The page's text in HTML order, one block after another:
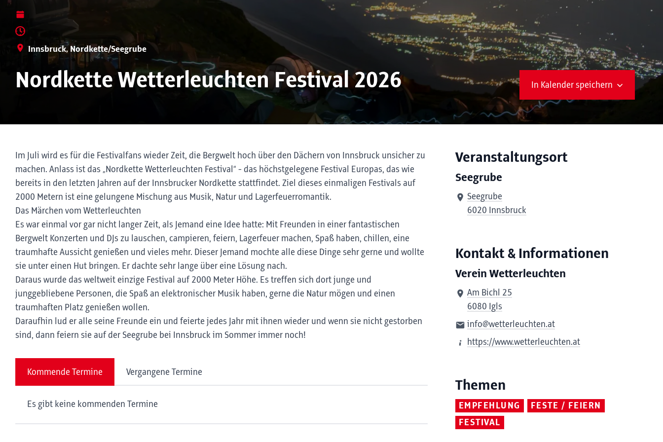
Innsbruck, Nordkette/Seegrube
Nordkette Wetterleuchten Festival 2026 In Kalender speichern
Im Juli wird es für die Festivalfans wieder Zeit, die Bergwelt hoch über den Dächern von Innsbruck unsicher zu
machen. Anlass ist das „Nordkette Wetterleuchten Festival“ - das höchstgelegene Festival Europas, das wie
bereits in den letzten Jahren auf der Innsbrucker Nordkette stattfindet. Ziel dieses einmaligen Festivals auf
2000 Metern ist eine gelungene Mischung aus Musik, Natur und Lagerfeuerromantik.
Das Märchen vom Wetterleuchten
Es war einmal vor gar nicht langer Zeit, als Jemand eine Idee hatte: Mit Freunden in einer fantastischen
Bergwelt Konzerten und DJs zu lauschen, campieren, feiern, Lagerfeuer machen, Spaß haben, chillen, eine
traumhafte Aussicht genießen und vieles mehr. Dieser Jemand mochte alle diese Dinge sehr gerne und wollte
sie unter einen Hut bringen. Er dachte sehr lange über eine Lösung nach.
Daraus wurde das weltweit einzige Festival auf 2000 Meter Höhe. Es treffen sich dort junge und
junggebliebene Personen, die Spaß an elektronischer Musik haben, gerne die Natur mögen und einen
traumhaften Platz genießen wollen.
Daraufhin lud er alle seine Freunde ein und feierte jedes Jahr mit ihnen wieder und wenn sie nicht gestorben
sind, dann feiern sie auf der Seegrube bei Innsbruck im Sommer immer noch!
Kommende Termine Vergangene Termine
Es gibt keine kommenden Termine
Veranstaltungsort
Seegrube
Seegrube
6020 Innsbruck
Kontakt & Informationen
Verein Wetterleuchten
Am Bichl 25
6080 Igls
info@wetterleuchten.at
https://www.wetterleuchten.at
Themen
EMPFEHLUNG
FESTE / FEIERN
FESTIVAL